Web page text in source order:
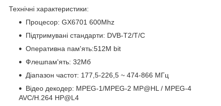
Технічні характеристики:
Процесор: GX6701 600Mhz
Підтримувані стандарти: DVB-T2/T/C
Оперативна пам'ять:512M bit
Флешпам'ять: 32Мб
Діапазон частот: 177,5-226,5 ~ 474-866 МГц
Відео декодер: MPEG-1/MPEG-2 MP@HL / MPEG-4
AVC/H.264 HP@L4